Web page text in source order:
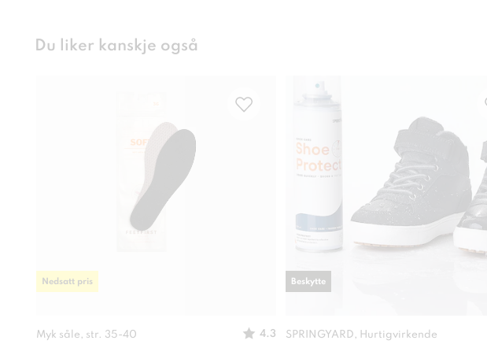
Du liker kanskje også
Myk såle, str. 35-40
4.3
Nedsatt pris
SPRINGYARD, Hurtigvirkende
Beskytte